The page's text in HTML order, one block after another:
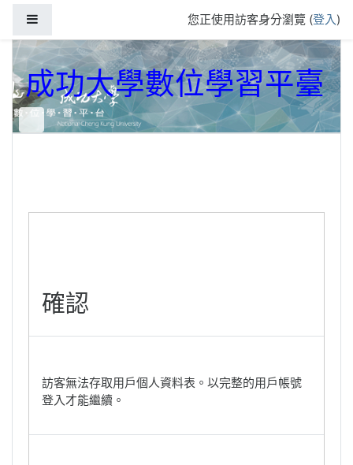
您正使用訪客身分瀏覽 (登入)
成功大學數位學習平臺
確認
訪客無法存取用戶個人資料表。以完整的用戶帳號
登入才能繼續。